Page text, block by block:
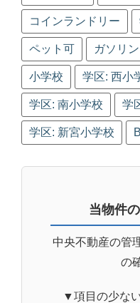
コインランドリー
ペット可 ガソリ
小学校 学区: 西小
学区: 南小学校 学
学区: 新宮小学校
当物件
中央不動産の管
の
▼項目の少な